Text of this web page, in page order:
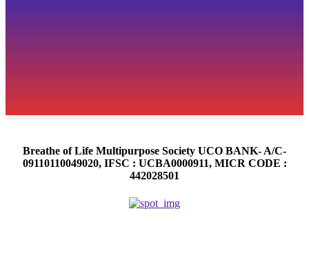
Breathe of Life Multipurpose Society UCO BANK- A/C-
09110110049020, IFSC : UCBA0000911, MICR CODE :
442028501